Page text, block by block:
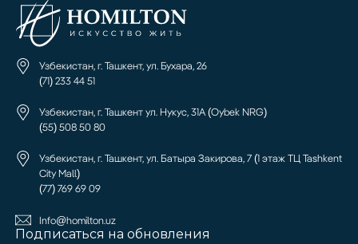
Узбекистан, г. Ташкент, ул. Бухара, 26
(71) 233 44 51
Узбекистан, г. Ташкент ул. Нукус, 31А (Oybek NRG)
(55) 508 50 80
Узбекистан, г. Ташкент, ул. Батыра Закирова, 7 (1 этаж ТЦ Tashkent
City Mall)
(77) 769 69 09
Info@homilton.uz
Подписаться на обновления